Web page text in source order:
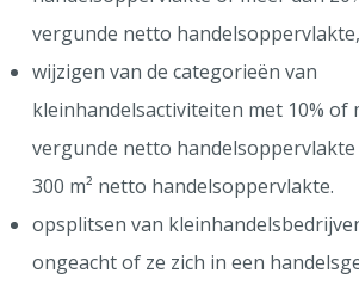
vergunde netto handelsoppervlakte,
wijzigen van de categorieën van
kleinhandelsactiviteiten met 10% of
vergunde netto
300 m² netto handelsoppervlakte.
opsplitsen van
ongeacht of ze zich in een